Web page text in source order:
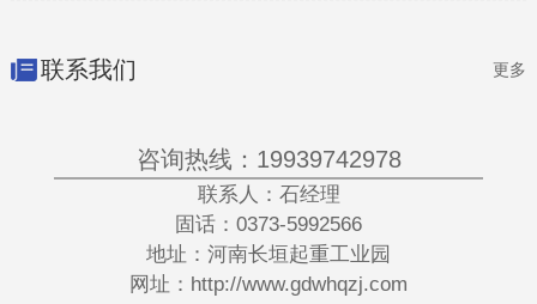
联系我们 更多
咨询热线：19939742978
联系人：石经理
固话：0373-5992566
地址：河南长垣起重工业园
网址：http://www.gdwhqzj.com